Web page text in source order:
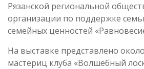
Рязанской региональной
организации по поддержке
семейных ценностей
На выставке представлено
мастериц клуба «Волшебный